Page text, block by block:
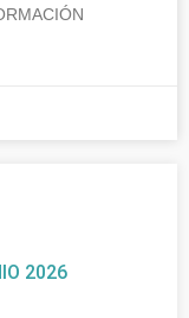
2026